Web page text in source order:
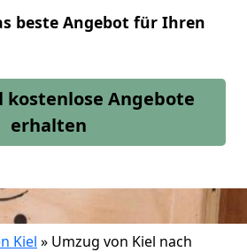
beste Angebot für Ihren
kostenlose Angebote
erhalten
Kiel » Umzug von Kiel nach